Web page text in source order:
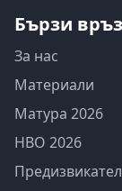
Бързи
За нас
Материали
Матура 2026
НВО 2026